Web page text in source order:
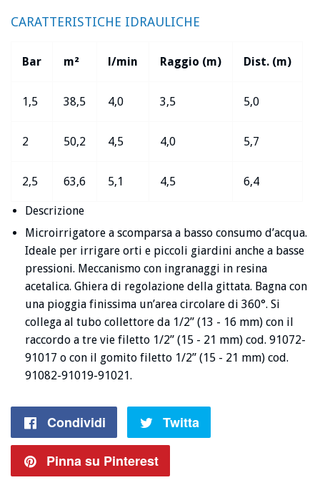
CARATTERISTICHE IDRAULICHE
Bar m² l/min Raggio (m) Dist. (m)
1,5 38,5 4,0 3,5 5,0
2 50,2 4,5 4,0 5,7
2,5 63,6 5,1 4,5 6,4
Descrizione
Microirrigatore a scomparsa a basso consumo d’acqua.
Ideale per irrigare orti e piccoli giardini anche a basse
pressioni. Meccanismo con ingranaggi in resina
acetalica. Ghiera di regolazione della gittata. Bagna con
una pioggia finissima un’area circolare di 360°. Si
collega al tubo collettore da 1/2” (13 - 16 mm) con il
raccordo a tre vie filetto 1/2” (15 - 21 mm) cod. 91072-
91017 o con il gomito filetto 1/2” (15 - 21 mm) cod.
91082-91019-91021.
Condividi
Condividi
su
Twitta
Pinna su Pinterest